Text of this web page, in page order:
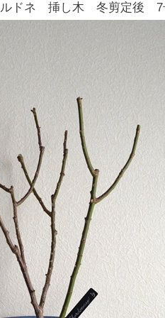
ドネ 挿し木 冬剪定後 7